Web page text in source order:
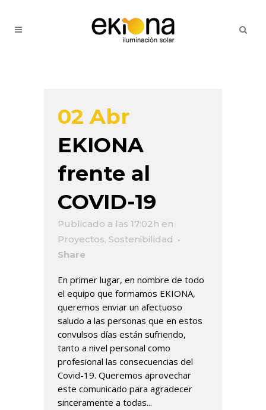
02 Abr
EKIONA
frente al
COVID-19
Publicado a las 17:02h en
Proyectos, Sostenibilidad
Share
En primer lugar, en nombre de todo
el equipo que formamos EKIONA,
queremos enviar un afectuoso
saludo a las personas que en estos
convulsos días están sufriendo,
tanto a nivel personal como
profesional las consecuencias del
Covid-19. Queremos aprovechar
este comunicado para agradecer
sinceramente a todas...